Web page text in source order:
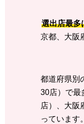
選出店最多
京都、大阪
都道府県別
30店）で最
店）、大阪
っています。